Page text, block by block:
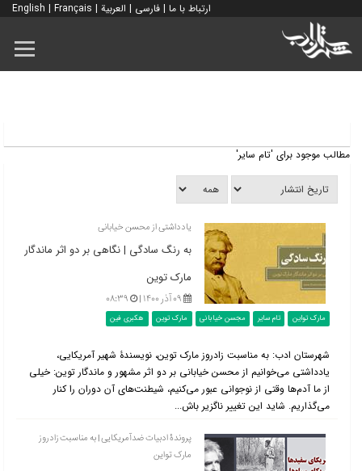
ارتباط با ما | فارسی | العربية |
English | Français
مطالب موجود برای 'تام سایر'
یادداشتی از محسن خیابانی
به رنگ سادگی | نگاهی بر دو اثر ماندگار
مارک توین
۰۹ آذر ۱۴۰۰ | ۰۸:۳۹
مارک تواین تام سایر مجسن خیابانی مارک توین هکبری فین
شهرستان ادب: به مناسبت زادروز مارک توین، نویسندۀ شهیر آمریکایی،
یادداشتی می‌خوانیم از محسن خیابانی بر دو اثر مشهور و ماندگار توین: خیلی
از ما آدم‌ها وقتی از نوجوانی عبور می‌کنیم، شیطنت‌های آن دوران را کنار
می‌گذاریم. شاید این تغییر ناگزیر باش...
پروندۀ ادبیات ضدآمریکایی | به مناسبت زادروز
مارک تواین